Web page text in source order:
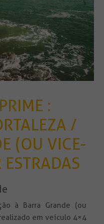
:
/
(OU VICE-
à Barra Grande (ou
em veículo 4×4